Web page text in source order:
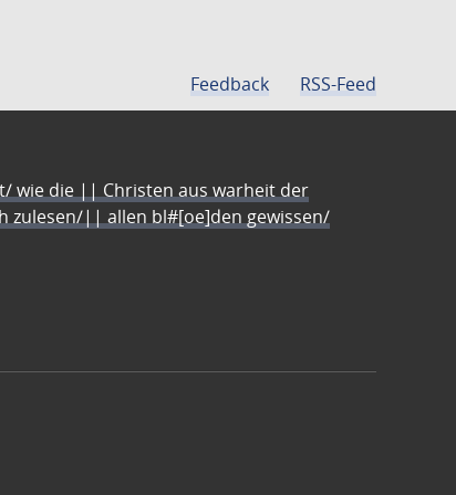
Feedback RSS-Feed
wie die || Christen aus warheit der
zulesen/|| allen bl#[oe]den gewissen/